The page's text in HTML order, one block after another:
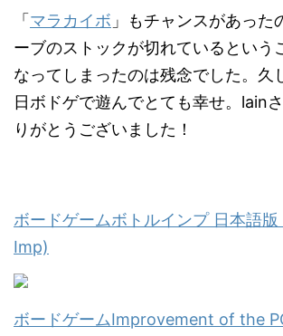
「 マラカイボ 」もチャンスがあった
ーブのストックが切れているという
なってしまったのは残念でした。久
日ボドゲで遊んでとても幸せ。lain
りがとうございました！
ボードゲームボトルインプ 日本語
Imp)
ボードゲームImprovement of the